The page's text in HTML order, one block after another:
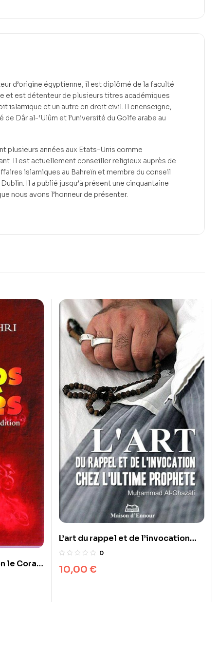
d’origine égyptienne, il est diplômé de la faculté
et est détenteur de plusieurs titres académiques
islamique et un autre en droit civil. Il enenseigne,
de Dâr al-‘Ulûm et l’université du Golfe arabe au
plusieurs années aux Etats-Unis comme
Il est actuellement conseiller religieux auprès de
islamiques au Bahreïn et membre du conseil
Il a publié jusqu’à présent une cinquantaine
nous avons l’honneur de présenter.
le Coran
L’art du rappel et de l’invocation
chez l’ultime Prophète
0
10,00 €